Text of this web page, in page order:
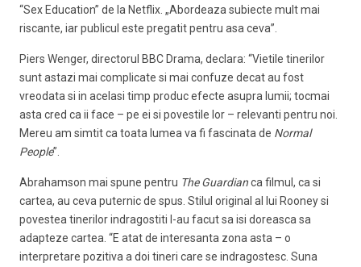
“Sex Education” de la Netflix. „Abordeaza subiecte mult mai
riscante, iar publicul este pregatit pentru asa ceva”.
Piers Wenger, directorul BBC Drama, declara: “Vietile tinerilor
sunt astazi mai complicate si mai confuze decat au fost
vreodata si in acelasi timp produc efecte asupra lumii; tocmai
asta cred ca ii face – pe ei si povestile lor – relevanti pentru noi.
Mereu am simtit ca toata lumea va fi fascinata de Normal
People”.
Abrahamson mai spune pentru The Guardianca filmul, ca si
cartea, au ceva puternic de spus. Stilul original al lui Rooney si
povestea tinerilor indragostiti l-au facut sa isi doreasca sa
adapteze cartea. “E atat de interesanta zona asta – o
interpretare pozitiva a doi tineri care se indragostesc. Suna